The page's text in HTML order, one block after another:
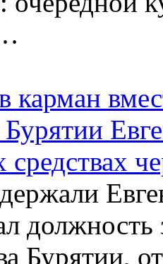
должность
Бурятии,